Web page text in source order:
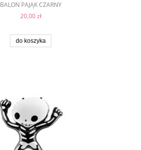
BALON PAJĄK CZARNY
20,00 zł
do koszyka